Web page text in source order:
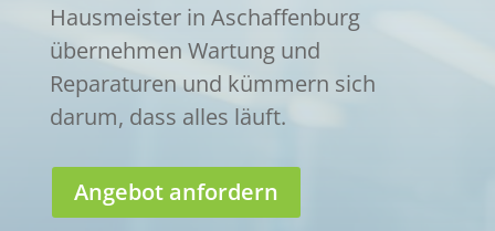
Hausmeister in Aschaffenburg
übernehmen Wartung und
Reparaturen und kümmern sich
darum, dass alles läuft.
Angebot anfordern